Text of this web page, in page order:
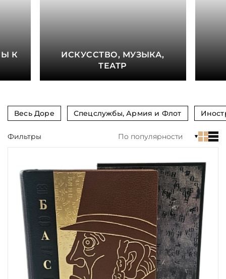
К
ИСКУССТВО, МУЗЫКА,
ТЕАТР
Весь Доре Спецслужбы, Армия и Флот
Язык
Обрез
Тиснение
Пол и возраст
Кому
Повод
Религия
Фильтры По популярности